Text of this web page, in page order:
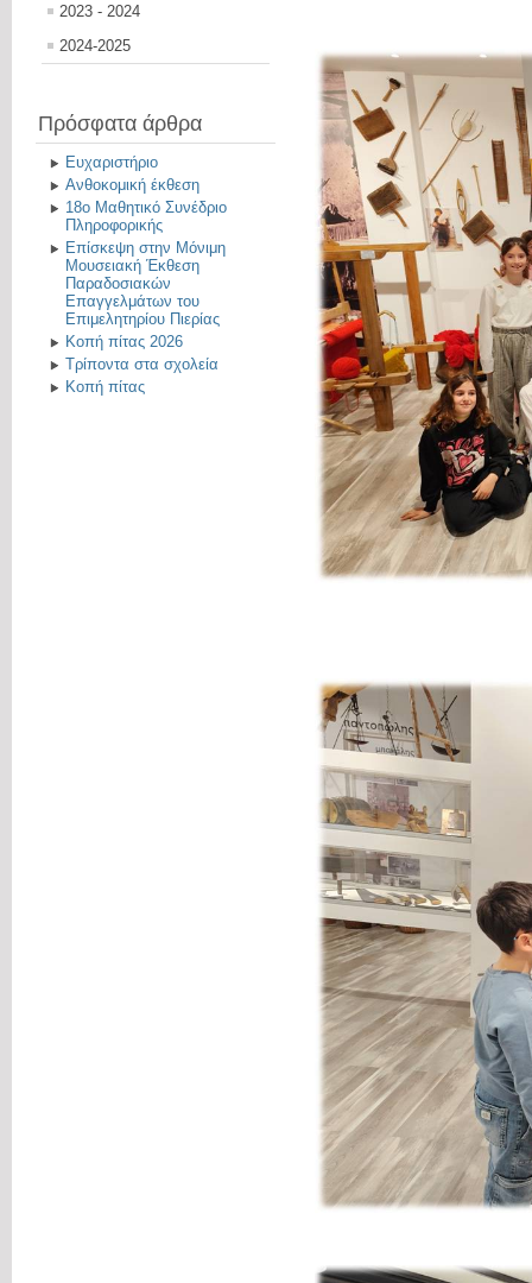
2023 - 2024
2024-2025
Πρόσφατα άρθρα
Ευχαριστήριο
Ανθοκομική έκθεση
18ο Μαθητικό Συνέδριο
Πληροφορικής
Επίσκεψη στην Μόνιμη
Μουσειακή Έκθεση
Παραδοσιακών
Επαγγελμάτων του
Επιμελητηρίου Πιερίας
Κοπή πίτας 2026
Τρίποντα στα σχολεία
Κοπή πίτας